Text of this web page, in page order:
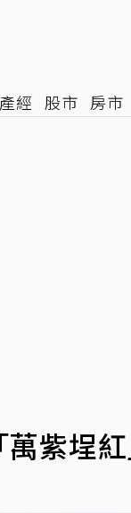
產經 股市 房市
紫埕